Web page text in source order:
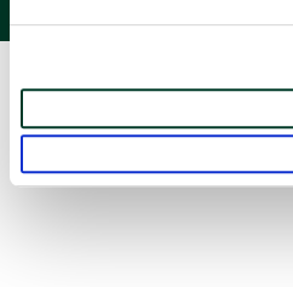
Instagram